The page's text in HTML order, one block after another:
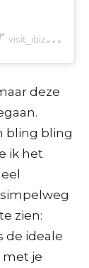
visit_ibiza
deze
bling bling
ik het
zien:
de ideale
met je